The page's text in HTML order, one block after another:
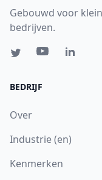
Gebouwd voor
bedrijven.
BEDRIJF
Over
Industrie (en)
Kenmerken